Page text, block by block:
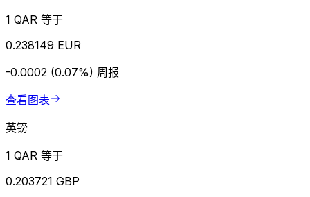
1 QAR 等于
0.238149 EUR
-0.0002 (0.07%) 周报
查看图表
英镑
1 QAR 等于
0.203721 GBP